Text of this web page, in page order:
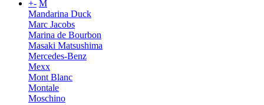
+- M
Mandarina Duck
Marc Jacobs
Marina de Bourbon
Masaki Matsushima
Mercedes-Benz
Mexx
Mont Blanc
Montale
Moschino